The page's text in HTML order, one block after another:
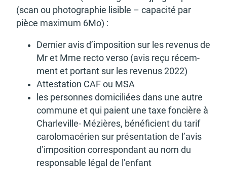
(scan ou photo­gra­phie lisible – capa­cité par
pièce maxi­mum 6Mo) :
Dernier avis d’im­po­si­tion sur les reve­nus de
Mr et Mme recto verso (avis reçu récem­
ment et portant sur les reve­nus 2022)
Attes­ta­tion CAF ou MSA
les personnes domi­ci­liées dans une autre
commune et qui paient une taxe foncière à
Char­le­ville- Mézières, béné­fi­cient du tarif
caro­lo­ma­cé­rien sur présen­ta­tion de l’avis
d’im­po­si­tion corres­pon­dant au nom du
respon­sable légal de l’en­fant